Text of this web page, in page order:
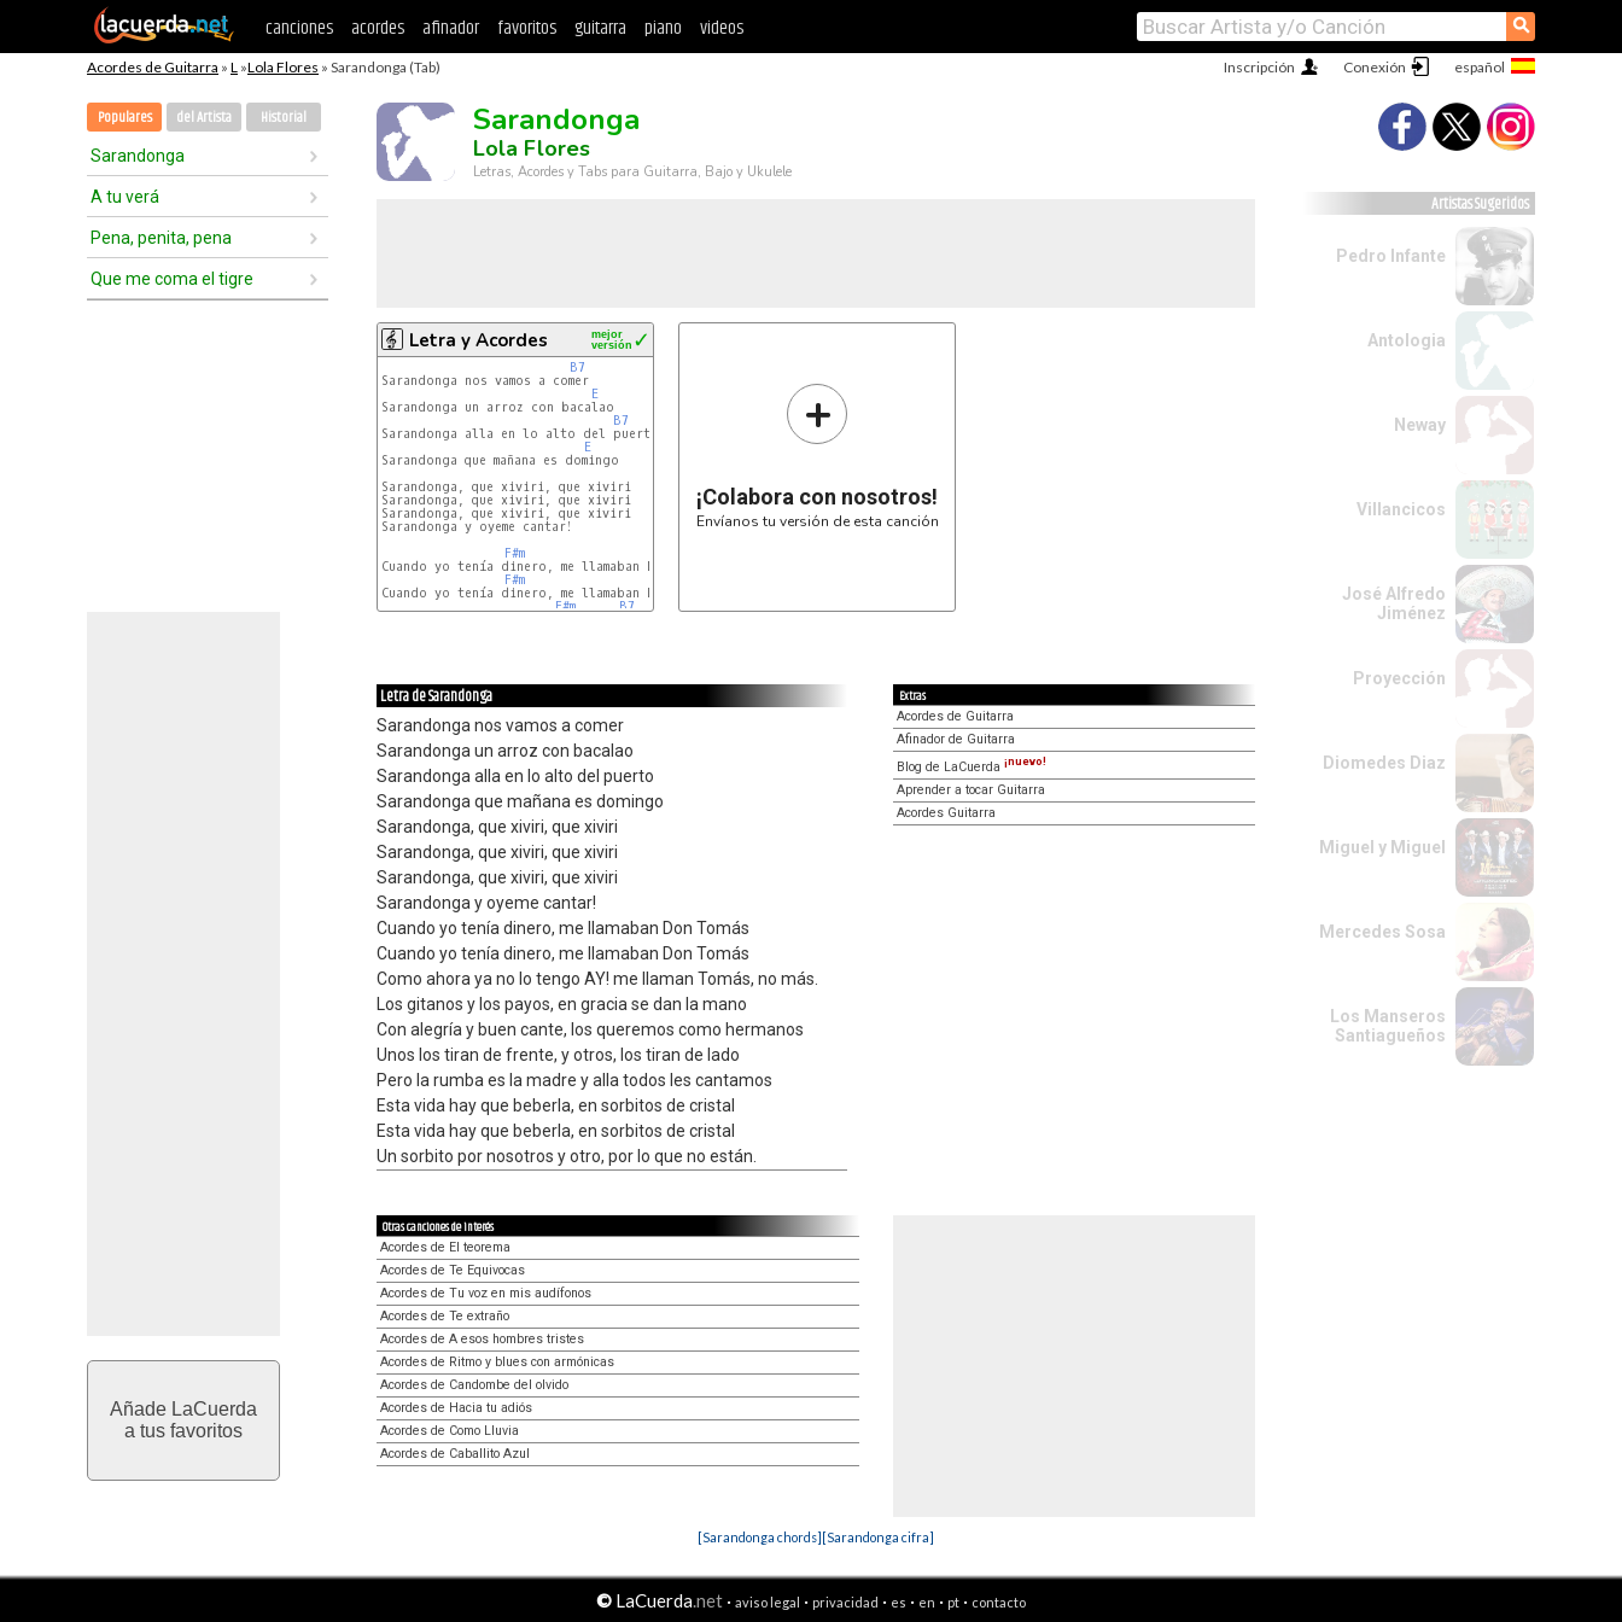
canciones acordes afinador favoritos guitarra piano videos ⚲
Acordes de Guitarra » L »Lola Flores » Sarandonga (Tab) Conexión
Inscripción
Populares del Artista Historial
Sarandonga
A tu verá
Pena, penita, pena
Que me coma el tigre
Añade LaCuerda
a tus favoritos
Sarandonga
Lola Flores
Letras, Acordes y Tabs para Guitarra, Bajo y Ukulele
Letra y Acordes ✓
mejor
versión
B7
Sarandonga nos vamos a comer
E
Sarandonga un arroz con bacalao
B7
Sarandonga alla en lo alto del puerto
E
Sarandonga que mañana es domingo
Sarandonga, que xiviri, que xiviri
Sarandonga, que xiviri, que xiviri
Sarandonga, que xiviri, que xiviri
Sarandonga y oyeme cantar!
F#m
Cuando yo tenía dinero, me llamaban Don Tomás
F#m
Cuando yo tenía dinero, me llamaban Don Tomás
F#m
B7
+
¡Colabora con nosotros!
Envíanos tu versión de esta canción
Letra de Sarandonga
Sarandonga nos vamos a comer
Sarandonga un arroz con bacalao
Sarandonga alla en lo alto del puerto
Sarandonga que mañana es domingo
Sarandonga, que xiviri, que xiviri
Sarandonga, que xiviri, que xiviri
Sarandonga, que xiviri, que xiviri
Sarandonga y oyeme cantar!
Cuando yo tenía dinero, me llamaban Don Tomás
Cuando yo tenía dinero, me llamaban Don Tomás
Como ahora ya no lo tengo AY! me llaman Tomás, no más.
Los gitanos y los payos, en gracia se dan la mano
Con alegría y buen cante, los queremos como hermanos
Unos los tiran de frente, y otros, los tiran de lado
Pero la rumba es la madre y alla todos les cantamos
Esta vida hay que beberla, en sorbitos de cristal
Esta vida hay que beberla, en sorbitos de cristal
Un sorbito por nosotros y otro, por lo que no están.
Extras
Acordes de Guitarra
Afinador de Guitarra
Blog de LaCuerda ¡nuevo!
Aprender a tocar Guitarra
Acordes Guitarra
Otras canciones de interés
Acordes de El teorema
Acordes de Te Equivocas
Acordes de Tu voz en mis audífonos
Acordes de Te extraño
Acordes de A esos hombres tristes
Acordes de Ritmo y blues con armónicas
Acordes de Candombe del olvido
Acordes de Hacia tu adiós
Acordes de Como Lluvia
Acordes de Caballito Azul
[Sarandonga chords][Sarandonga cifra]
Artistas Sugeridos
Pedro Infante
Antologia
Neway
Villancicos
José Alfredo
Jiménez
Proyección
Diomedes Diaz
Miguel y Miguel
Mercedes Sosa
Los Manseros
Santiagueños
© LaCuerda.net · aviso legal · privacidad · es · en · pt · contacto